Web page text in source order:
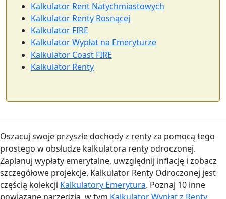
Kalkulator Rent Natychmiastowych
Kalkulator Renty Rosnącej
Kalkulator FIRE
Kalkulator Wypłat na Emeryturze
Kalkulator Coast FIRE
Kalkulator Renty
Oszacuj swoje przyszłe dochody z renty za pomocą tego
prostego w obsłudze kalkulatora renty odroczonej.
Zaplanuj wypłaty emerytalne, uwzględnij inflację i zobacz
szczegółowe projekcje. Kalkulator Renty Odroczonej jest
częścią kolekcji Kalkulatory Emerytura. Poznaj 10 inne